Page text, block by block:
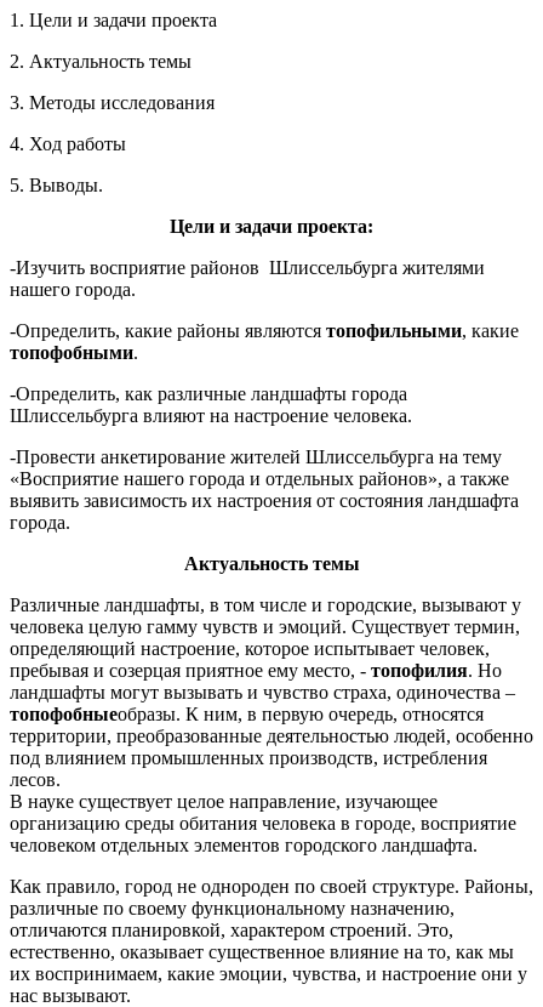
1. Цели и задачи проекта
2. Актуальность темы
3. Методы исследования
4. Ход работы
5. Выводы.
Цели и задачи проекта:
-Изучить восприятие районов Шлиссельбурга жителями
нашего города.
-Определить, какие районы являются топофильными, какие
топофобными.
-Определить, как различные ландшафты города
Шлиссельбурга влияют на настроение человека.
-Провести анкетирование жителей Шлиссельбурга на тему
«Восприятие нашего города и отдельных районов», а также
выявить зависимость их настроения от состояния ландшафта
города.
Актуальность темы
Различные ландшафты, в том числе и городские, вызывают у
человека целую гамму чувств и эмоций. Существует термин,
определяющий настроение, которое испытывает человек,
пребывая и созерцая приятное ему место, - топофилия. Но
ландшафты могут вызывать и чувство страха, одиночества –
топофобныеобразы. К ним, в первую очередь, относятся
территории, преобразованные деятельностью людей, особенно
под влиянием промышленных производств, истребления
лесов.
В науке существует целое направление, изучающее
организацию среды обитания человека в городе, восприятие
человеком отдельных элементов городского ландшафта.
Как правило, город не однороден по своей структуре. Районы,
различные по своему функциональному назначению,
отличаются планировкой, характером строений. Это,
естественно, оказывает существенное влияние на то, как мы
их воспринимаем, какие эмоции, чувства, и настроение они у
нас вызывают.